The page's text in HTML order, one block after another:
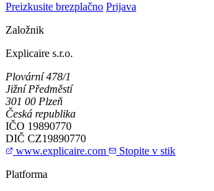
Preizkusite brezplačno Prijava
Založnik
Explicaire s.r.o.
Plovární 478/1
Jižní Předměstí
301 00 Plzeň
Česká republika
IČO 19890770
DIČ CZ19890770
www.explicaire.com
Stopite v stik
Platforma